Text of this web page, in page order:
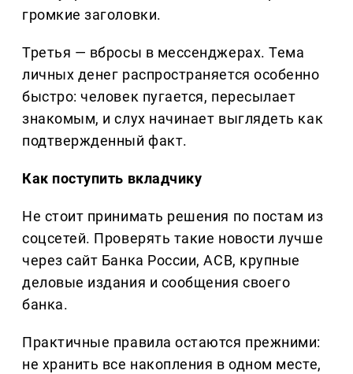
громкие заголовки.
Третья — вбросы в мессенджерах. Тема
личных денег распространяется особенно
быстро: человек пугается, пересылает
знакомым, и слух начинает выглядеть как
подтвержденный факт.
Как поступить вкладчику
Не стоит принимать решения по постам из
соцсетей. Проверять такие новости лучше
через сайт Банка России, АСВ, крупные
деловые издания и сообщения своего
банка.
Практичные правила остаются прежними:
не хранить все накопления в одном месте,